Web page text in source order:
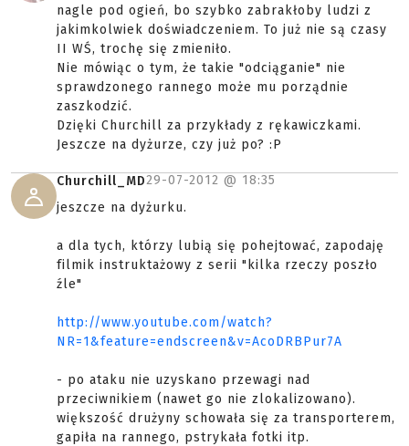
nagle pod ogień, bo szybko zabrakłoby ludzi z
jakimkolwiek doświadczeniem. To już nie są czasy
II WŚ, trochę się zmieniło.
Nie mówiąc o tym, że takie "odciąganie" nie
sprawdzonego rannego może mu porządnie
zaszkodzić.
Dzięki Churchill za przykłady z rękawiczkami.
Jeszcze na dyżurze, czy już po? :P
Churchill_MD29-07-2012 @ 18:35
jeszcze na dyżurku.
a dla tych, którzy lubią się pohejtować, zapodaję
filmik instruktażowy z serii "kilka rzeczy poszło
źle"
http://www.youtube.com/watch?
NR=1&feature=endscreen&v=AcoDRBPur7A
- po ataku nie uzyskano przewagi nad
przeciwnikiem (nawet go nie zlokalizowano).
większość drużyny schowała się za transporterem,
gapiła na rannego, pstrykała fotki itp.